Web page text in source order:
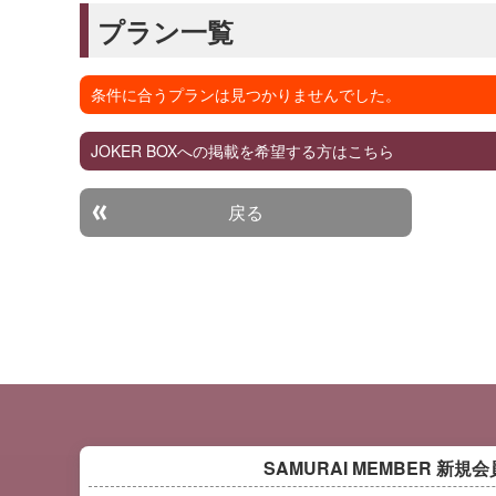
プラン一覧
条件に合うプランは見つかりませんでした。
JOKER BOXへの掲載を希望する方はこちら
戻る
SAMURAI MEMBER 新規会